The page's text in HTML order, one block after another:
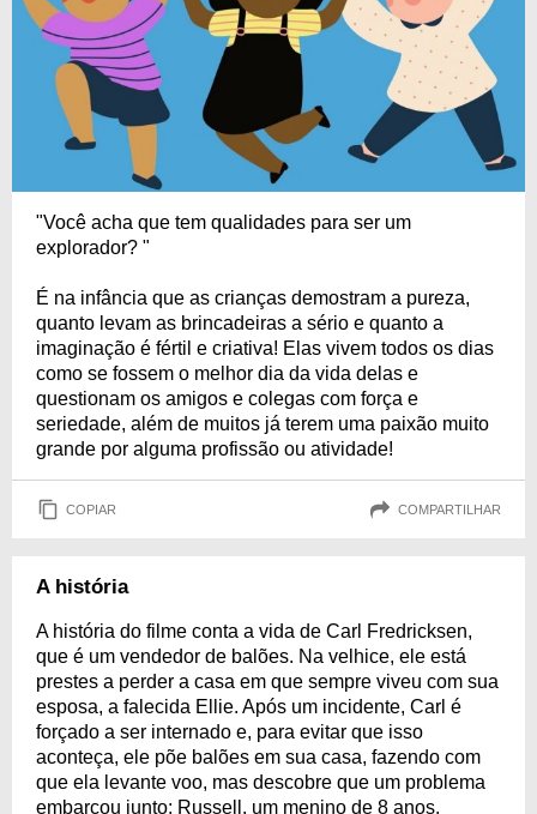
"Você acha que tem qualidades para ser um
explorador? "
É na infância que as crianças demostram a pureza,
quanto levam as brincadeiras a sério e quanto a
imaginação é fértil e criativa! Elas vivem todos os dias
como se fossem o melhor dia da vida delas e
questionam os amigos e colegas com força e
seriedade, além de muitos já terem uma paixão muito
grande por alguma profissão ou atividade!
COPIAR COMPARTILHAR
A história
A história do filme conta a vida de Carl Fredricksen,
que é um vendedor de balões. Na velhice, ele está
prestes a perder a casa em que sempre viveu com sua
esposa, a falecida Ellie. Após um incidente, Carl é
forçado a ser internado e, para evitar que isso
aconteça, ele põe balões em sua casa, fazendo com
que ela levante voo, mas descobre que um problema
embarcou junto: Russell, um menino de 8 anos.